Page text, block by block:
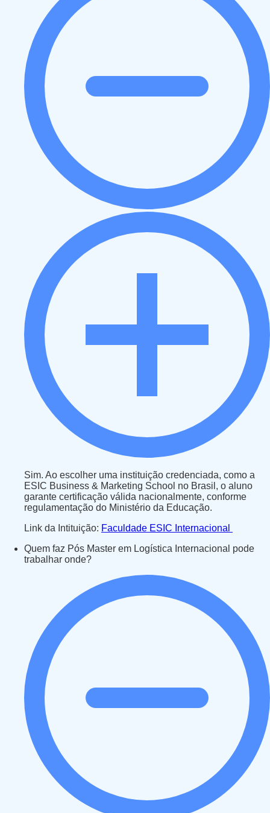
Sim. Ao escolher uma instituição credenciada, como a
ESIC Business & Marketing School no Brasil, o aluno
garante certificação válida nacionalmente, conforme
regulamentação do Ministério da Educação.
Link da Intituição: Faculdade ESIC Internacional
Quem faz Pós Master em Logística Internacional pode
trabalhar onde?